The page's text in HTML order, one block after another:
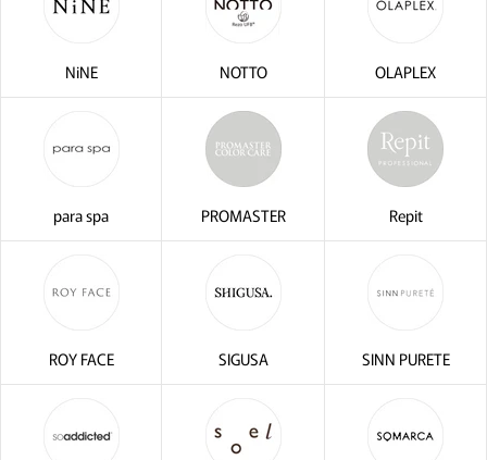
NiNE NOTTO OLAPLEX
para spa PROMASTER Repit
ROY FACE SIGUSA SINN PURETE